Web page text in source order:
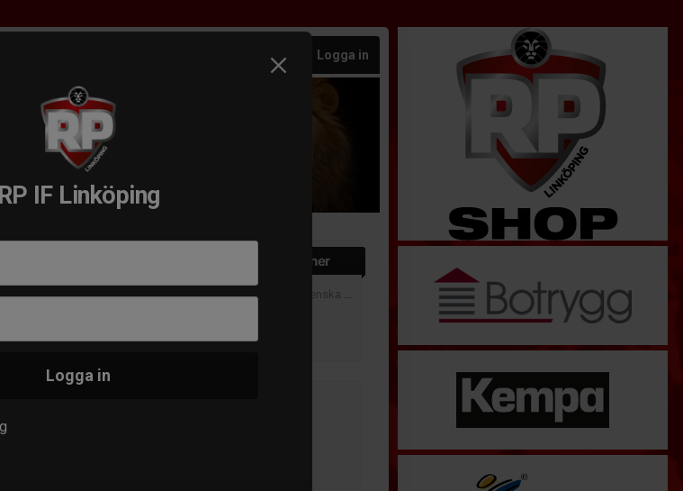
Logga in
RP IF Linköping
Logga in
Kommande matcher
Tis 25 aug 19:30 | Svenska cupen 2026-2027 - Svenska cupens slutspel
Amo HK
och till